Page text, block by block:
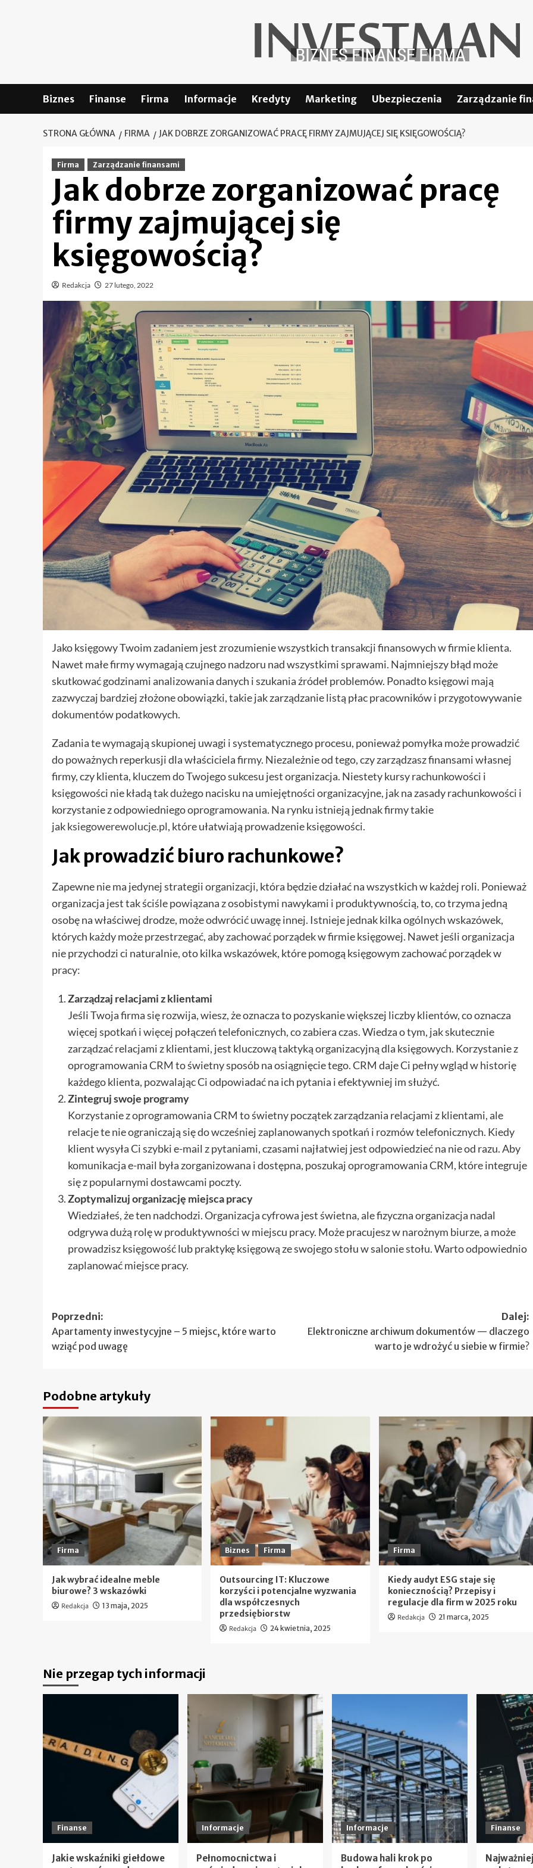
Biznes Finanse Firma Informacje Kredyty Marketing Ubezpieczenia Zarządzanie
STRONA GŁÓWNA FIRMA JAK DOBRZE ZORGANIZOWAĆ PRACĘ FIRMY ZAJMUJĄCEJ SIĘ KSIĘGOWOŚCIĄ?
Firma Zarządzanie finansami
Jak dobrze zorganizować pracę
firmy zajmującej się
księgowością?
Redakcja 27 lutego, 2022
Jako księgowy Twoim zadaniem jest zrozumienie wszystkich transakcji finansowych w firmie klienta.
Nawet małe firmy wymagają czujnego nadzoru nad wszystkimi sprawami. Najmniejszy błąd może
skutkować godzinami analizowania danych i szukania źródeł problemów. Ponadto księgowi mają
zazwyczaj bardziej złożone obowiązki, takie jak zarządzanie listą płac pracowników i przygotowywanie
dokumentów podatkowych.
Zadania te wymagają skupionej uwagi i systematycznego procesu, ponieważ pomyłka może prowadzić
do poważnych reperkusji dla właściciela firmy. Niezależnie od tego, czy zarządzasz finansami własnej
firmy, czy klienta, kluczem do Twojego sukcesu jest organizacja. Niestety kursy rachunkowości i
księgowości nie kładą tak dużego nacisku na umiejętności organizacyjne, jak na zasady rachunkowości i
korzystanie z odpowiedniego oprogramowania. Na rynku istnieją jednak firmy takie
jakksiegowerewolucje.pl, które ułatwiają prowadzenie księgowości.
Jak prowadzić biuro rachunkowe?
Zapewne nie ma jedynej strategii organizacji, która będzie działać na wszystkich w każdej roli. Ponieważ
organizacja jest tak ściśle powiązana z osobistymi nawykami i produktywnością, to, co trzyma jedną
osobę na właściwej drodze, może odwrócić uwagę innej. Istnieje jednak kilka ogólnych wskazówek,
których każdy może przestrzegać, aby zachować porządek w firmie księgowej. Nawet jeśli organizacja
nie przychodzi ci naturalnie, oto kilka wskazówek, które pomogą księgowym zachować porządek w
pracy:
Zarządzaj relacjami z klientami
Jeśli Twoja firma się rozwija, wiesz, że oznacza to pozyskanie większej liczby klientów, co oznacza
więcej spotkań i więcej połączeń telefonicznych, co zabiera czas. Wiedza o tym, jak skutecznie
zarządzać relacjami z klientami, jest kluczową taktyką organizacyjną dla księgowych. Korzystanie z
oprogramowania CRM to świetny sposób na osiągnięcie tego. CRM daje Ci pełny wgląd w historię
każdego klienta, pozwalając Ci odpowiadać na ich pytania i efektywniej im służyć.
Zintegruj swoje programy
Korzystanie z oprogramowania CRM to świetny początek zarządzania relacjami z klientami, ale
relacje te nie ograniczają się do wcześniej zaplanowanych spotkań i rozmów telefonicznych. Kiedy
klient wysyła Ci szybki e-mail z pytaniami, czasami najłatwiej jest odpowiedzieć na nie od razu. Aby
komunikacja e-mail była zorganizowana i dostępna, poszukaj oprogramowania CRM, które integruje
się z popularnymi dostawcami poczty.
Zoptymalizuj organizację miejsca pracy
Wiedziałeś, że ten nadchodzi. Organizacja cyfrowa jest świetna, ale fizyczna organizacja nadal
odgrywa dużą rolę w produktywności w miejscu pracy. Może pracujesz w narożnym biurze, a może
prowadzisz księgowość lub praktykę księgową ze swojego stołu w salonie stołu. Warto odpowiednio
zaplanować miejsce pracy.
Zobacz
wpisy
Poprzedni:
Apartamenty inwestycyjne – 5 miejsc, które warto
wziąć pod uwagę
Dalej:
Elektroniczne archiwum dokumentów — dlaczego
warto je wdrożyć u siebie w firmie?
Podobne artykuły
Firma
Jak wybrać idealne meble
biurowe? 3 wskazówki
Redakcja 13 maja, 2025
Biznes Firma
Outsourcing IT: Kluczowe
korzyści i potencjalne wyzwania
dla współczesnych
przedsiębiorstw
Redakcja 24 kwietnia, 2025
Firma
Kiedy audyt ESG staje się
koniecznością? Przepisy i
regulacje dla firm w 2025 roku
Redakcja 21 marca, 2025
Nie przegap tych informacji
Finanse
Jakie wskaźniki giełdowe
Informacje
Pełnomocnictwa i
Informacje
Budowa hali krok po
Finanse